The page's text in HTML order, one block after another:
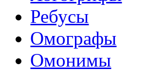
Ребусы
Омографы
Омонимы